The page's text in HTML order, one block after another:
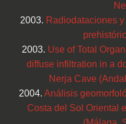
2003. Radiodataciones
2003. Use of Total
diffuse infiltration in a
Nerja Cave
2004. Análisis
Costa del Sol Oriental